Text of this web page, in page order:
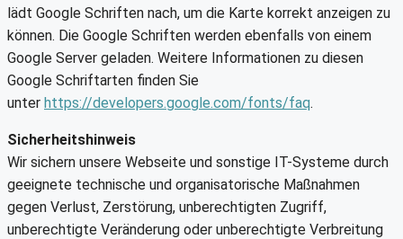
lädt Google Schriften nach, um die Karte korrekt anzeigen zu
können. Die Google Schriften werden ebenfalls von einem
Google Server geladen. Weitere Informationen zu diesen
Google Schriftarten finden Sie
unter https://developers.google.com/fonts/faq.
Sicherheitshinweis
Wir sichern unsere Webseite und sonstige IT-Systeme durch
geeignete technische und organisatorische Maßnahmen
gegen Verlust, Zerstörung, unberechtigten Zugriff,
unberechtigte Veränderung oder unberechtigte Verbreitung